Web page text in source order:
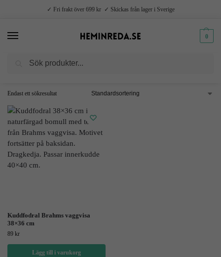
✓ Fri frakt över 699 kr ✓ Skickas från lager i Sverige
0
Produkter märkta ”vaggvisa”
Endast ett sökresultat
Kuddfodral Brahms vaggvisa
38×36 cm
89 kr
Lägg till i varukorg